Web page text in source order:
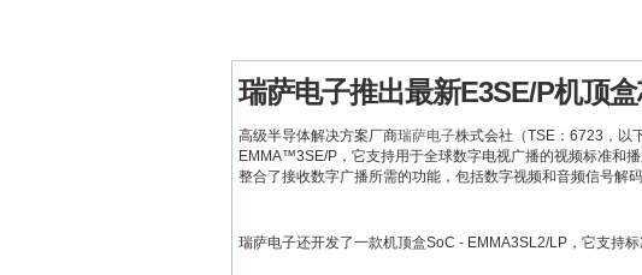
瑞萨电子推出最新E3SE/P机顶
高级半导体解决方案厂商瑞萨电子株式会社（TSE：6723，以
EMMA™3SE/P，它支持用于全球数字电视广播的视频标准和
整合了接收数字广播所需的功能，包括数字视频和音频信号解
瑞萨电子还开发了一款机顶盒SoC - EMMA3SL2/LP，它支持